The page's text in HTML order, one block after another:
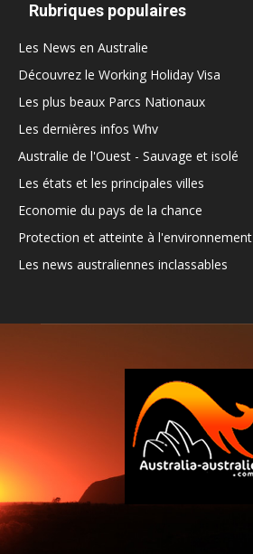
Rubriques populaires
Les News en Australie
Découvrez le Working Holiday Visa
Les plus beaux Parcs Nationaux
Les dernières infos Whv
Australie de l'Ouest - Sauvage et isolé
Les états et les principales villes
Economie du pays de la chance
Protection et atteinte à l'environnement
Les news australiennes inclassables